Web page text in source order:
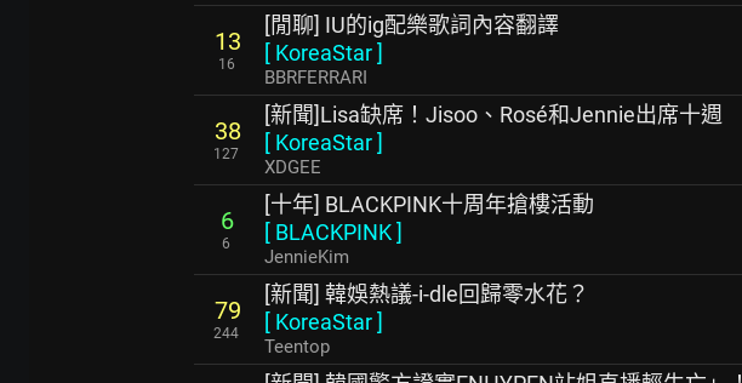
13
16
[閒聊] IU的ig配樂歌詞內容翻譯
[ KoreaStar]
BBRFERRARI
38
127
[新聞]Lisa缺席！Jisoo、Rosé和Jennie出席十週
[ KoreaStar]
XDGEE
6
6
[十年] BLACKPINK十周年搶樓活動
[ BLACKPINK]
JennieKim
79
244
[新聞] 韓娛熱議-i-dle回歸零水花？
[ KoreaStar]
Teentop